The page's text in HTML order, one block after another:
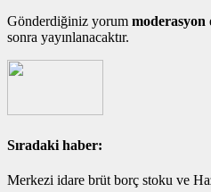
Gönderdiğiniz yorum moderasyon
sonra yayınlanacaktır.
Sıradaki haber:
Merkezi idare brüt borç stoku ve